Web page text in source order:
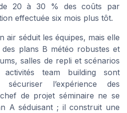
20 à 30 % des coûts par
effectuée six mois plus tôt.
air séduit les équipes, mais elle
plans B météo robustes et
salles de repli et scénarios
team building sont
sécuriser l’expérience des
de projet séminaire ne se
A séduisant ; il construit une